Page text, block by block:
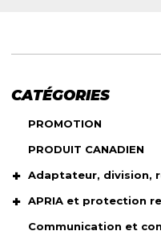
CATÉGORIES
PROMOTION
PRODUIT CANADIEN
Adaptateur, division,
APRIA et protection
Communication et